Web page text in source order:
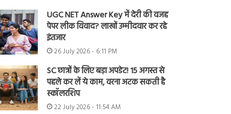
UGC NET Answer Key में देरी की वजह
पेपर लीक विवाद? लाखों उम्मीदवार कर रहे
इंतजार
26 July 2026 - 6:11 PM
SC छात्रों के लिए बड़ा अपडेट! 15 अगस्त से
पहले कर लें ये काम, वरना अटक सकती है
स्कॉलरशिप
22 July 2026 - 11:54 AM